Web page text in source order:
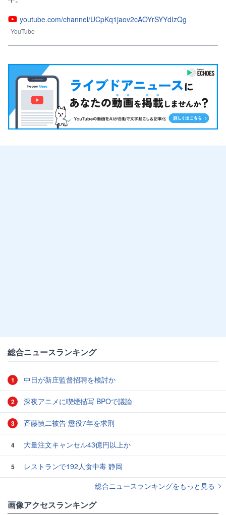
youtube.com/channel/UCpKq1jaov2cAOYrSYYdIzQg
YouTube
総合ニュースランキング
1 中日が新庄監督招聘を検討か
2 深夜アニメに喫煙描写 BPOで議論
3 斉藤慎二被告 懲役7年を求刑
4 大量注文キャンセル43億円以上か
5
レストランで192人食中毒 静岡
総合ニュースランキングをもっと見る
画像アクセスランキング